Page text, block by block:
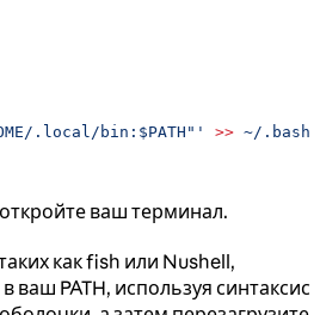
.local/bin:$PATH"' >> ~/
ваш терминал.
как fish или Nushell,
в ваш PATH, используя синтаксис